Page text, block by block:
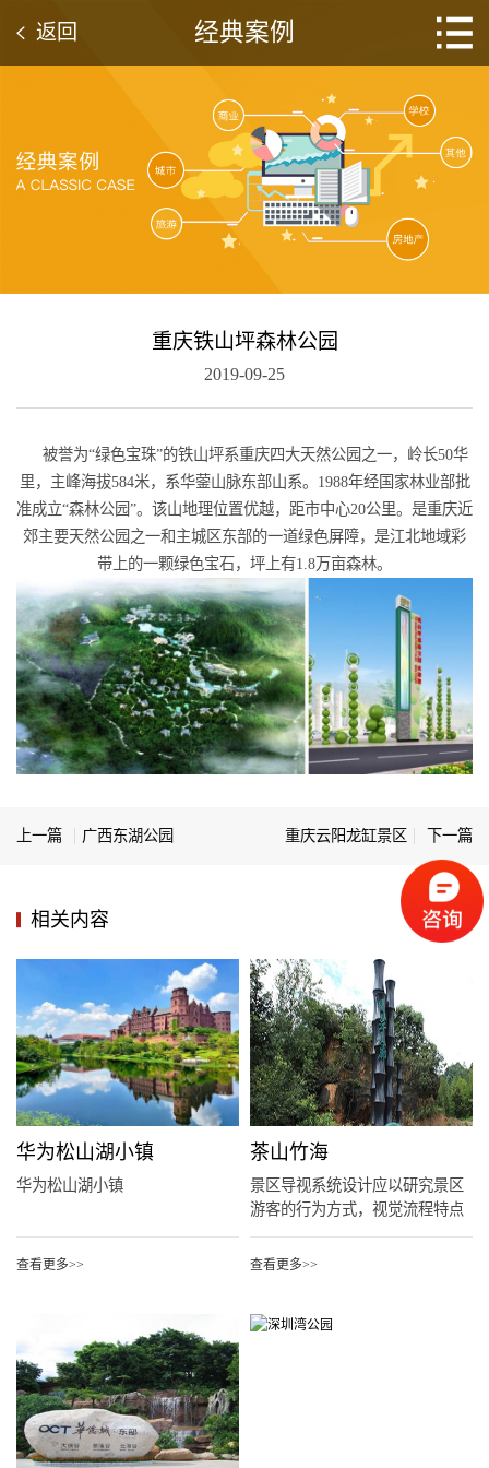
经典案例
返回
重庆铁山坪森林公园
2019-09-25
被誉为“绿色宝珠”的铁山坪系重庆四大天然公园之一，岭长50华
里，主峰海拔584米，系华蓥山脉东部山系。1988年经国家林业部批
准成立“森林公园”。该山地理位置优越，距市中心20公里。是重庆近
郊主要天然公园之一和主城区东部的一道绿色屏障，是江北地域彩
带上的一颗绿色宝石，坪上有1.8万亩森林。
上一篇 广西东湖公园 重庆云阳龙缸景区 下一篇
相关内容
华为松山湖小镇
华为松山湖小镇
查看更多>>
茶山竹海
景区导视系统设计应以研究景区
游客的行为方式，视觉流程特点
为切...
查看更多>>